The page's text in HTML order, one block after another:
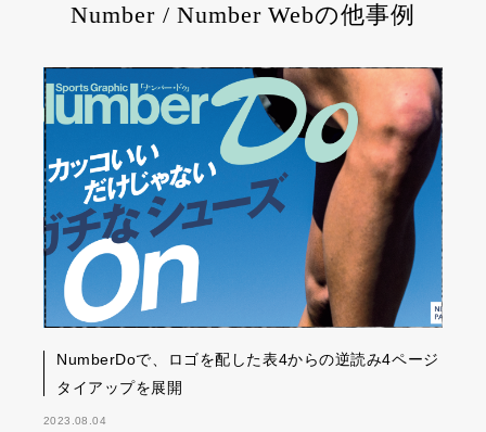
Number / Number Webの他事例
NumberDoで、ロゴを配した表4からの逆読み4ページ
タイアップを展開
2023.08.04